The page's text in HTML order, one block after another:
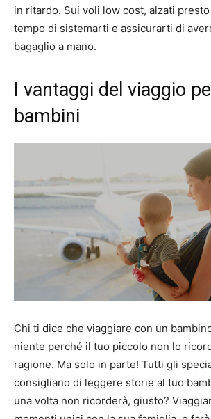
in ritardo. Sui voli low cost, alzati
tempo di sistemarti e assicurarti di
bagaglio a mano.
I vantaggi del viaggio
bambini
Chi ti dice che viaggiare con un
niente perché il tuo piccolo non lo
ragione. Ma solo in parte! Tutti gli
consigliano di leggere storie al tuo
una volta non ricorderà, giusto?